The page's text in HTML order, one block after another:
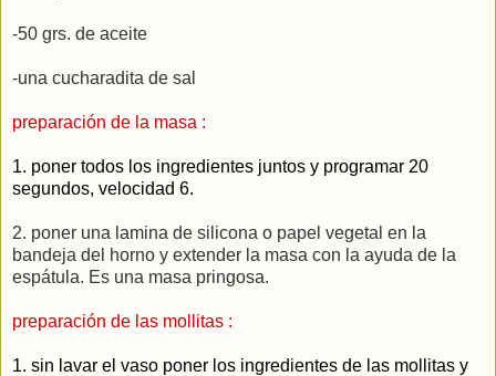
-50 grs. de aceite
-una cucharadita de sal
preparación de la masa :
1. poner todos los ingredientes juntos y programar 20
segundos, velocidad 6.
2. poner una lamina de silicona o papel vegetal en la
bandeja del horno y extender la masa con la ayuda de la
espátula. Es una masa pringosa.
preparación de las mollitas :
1. sin lavar el vaso poner los ingredientes de las mollitas y